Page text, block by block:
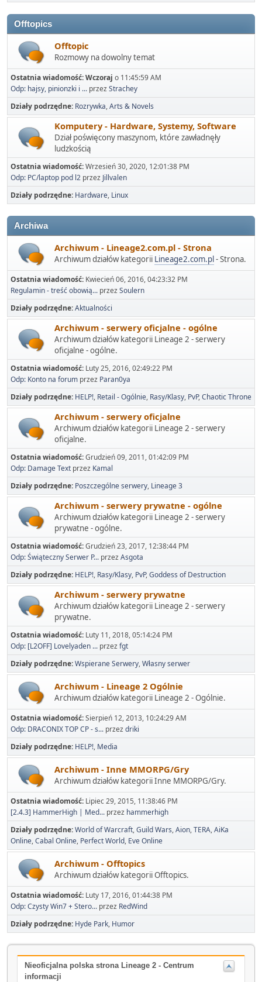
Offtopics
Offtopic
Rozmowy na dowolny temat
Ostatnia wiadomość:Wczoraj o 11:45:59 AM
Odp: hajsy, pinionzki i ... przezStrachey
Działy podrzędne Rozrywka Arts & Novels
Komputery - Hardware, Systemy, Software
Dział poświęcony maszynom, które zawładnęły
ludzkością
Ostatnia wiadomość:Wrzesień 30, 2020, 12:01:38 PM
Odp: PC/laptop pod l2 przez Jillvalen
Działy podrzędne Hardware Linux
Archiwa
Archiwum - Lineage2.com.pl - Strona
Archiwum działów kategorii Lineage2.com.pl- Strona.
Ostatnia wiadomość: Kwiecień 06, 2016, 04:23:32 PM
Regulamin - treść obowią... przezSoulern
Działy podrzędne Aktualności
Archiwum - serwery oficjalne - ogólne
Archiwum działów kategorii Lineage 2 - serwery
oficjalne - ogólne.
Ostatnia wiadomość: Luty 25, 2016, 02:49:22 PM
Odp: Konto na forum przez Paran0ya
Działy podrzędne HELP! Retail - Ogólnie Rasy/Klasy PvP Chaotic Throne
Archiwum - serwery oficjalne
Archiwum działów kategorii Lineage 2 - serwery
oficjalne.
Ostatnia wiadomość:Grudzień 09, 2011, 01:42:09 PM
Odp: Damage Text przez Kamal
Działy podrzędne Poszczególne serwery Lineage 3
Archiwum - serwery prywatne - ogólne
Archiwum działów kategorii Lineage 2 - serwery
prywatne - ogólne.
Ostatnia wiadomość:Grudzień 23, 2017, 12:38:44 PM
Odp: Świąteczny Serwer P... przezAsgota
Działy podrzędne HELP! Rasy/Klasy PvP Goddess of Destruction
Archiwum - serwery prywatne
Archiwum działów kategorii Lineage 2 - serwery
prywatne.
Ostatnia wiadomość: Luty 11, 2018, 05:14:24 PM
Odp: [L2OFF] Lovelyaden ... przezfgt
Działy podrzędne Wspierane Serwery Własny serwer
Archiwum - Lineage 2 Ogólnie
Archiwum działów kategorii Lineage 2 - Ogólnie.
Ostatnia wiadomość:Sierpień 12, 2013, 10:24:29 AM
Odp: DRACONIX TOP CP - s... przezdriki
Działy podrzędne HELP! Media
Archiwum - Inne MMORPG/Gry
Archiwum działów kategorii Inne MMORPG/Gry.
Ostatnia wiadomość: Lipiec 29, 2015, 11:38:46 PM
[2.4.3] HammerHigh | Med... przez hammerhigh
Działy podrzędne World of Warcraft Guild Wars Aion TERA AiKa
Online Cabal Online Perfect World Eve Online
Archiwum - Offtopics
Archiwum działów kategorii Offtopics.
Ostatnia wiadomość: Luty 17, 2016, 01:44:38 PM
Odp: Czysty Win7 + Stero... przez RedWind
Działy podrzędne Hyde Park Humor
Nieoficjalna polska strona Lineage 2 - Centrum
informacji